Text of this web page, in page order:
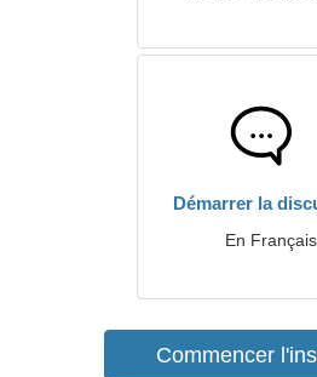
Démarrer la
En Français
Commencer